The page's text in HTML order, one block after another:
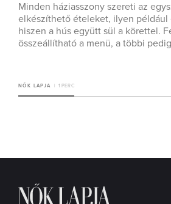
Minden háziasszony szereti az
elkészíthető ételeket, ilyen például
hiszen a hús együtt sül a körettel.
összeállítható a menü, a többi
NŐK LAPJA 1 PERC